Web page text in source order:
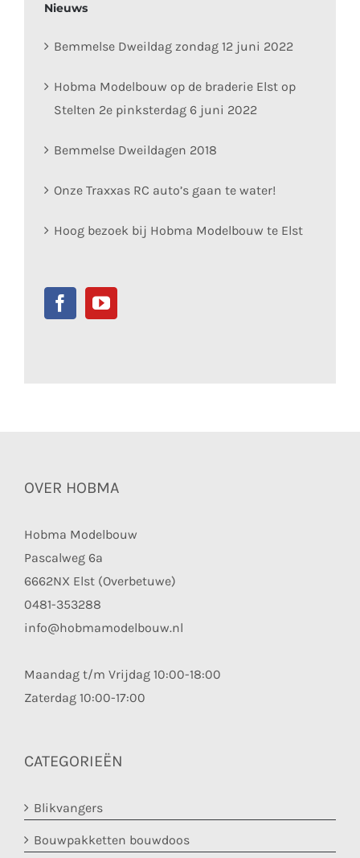
Nieuws
Bemmelse Dweildag zondag 12 juni 2022
Hobma Modelbouw op de braderie Elst op
Stelten 2e pinksterdag 6 juni 2022
Bemmelse Dweildagen 2018
Onze Traxxas RC auto’s gaan te water!
Hoog bezoek bij Hobma Modelbouw te Elst
OVER HOBMA
Hobma Modelbouw
Pascalweg 6a
6662NX Elst (Overbetuwe)
0481-353288
info@hobmamodelbouw.nl
Maandag t/m Vrijdag 10:00-18:00
Zaterdag 10:00-17:00
CATEGORIEËN
Blikvangers
Bouwpakketten bouwdoos